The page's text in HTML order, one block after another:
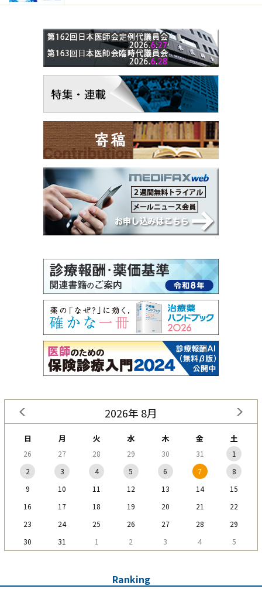
2026年 8月
日 月 火 水 木 金 土
26 27 28 29 30 31
1
2
3 4 5 6 7
8
9
10 11 12 13 14
15
16
17 18 19 20 21
22
23
24 25 26 27 28
29
30
31 1 2 3 4 5
Ranking